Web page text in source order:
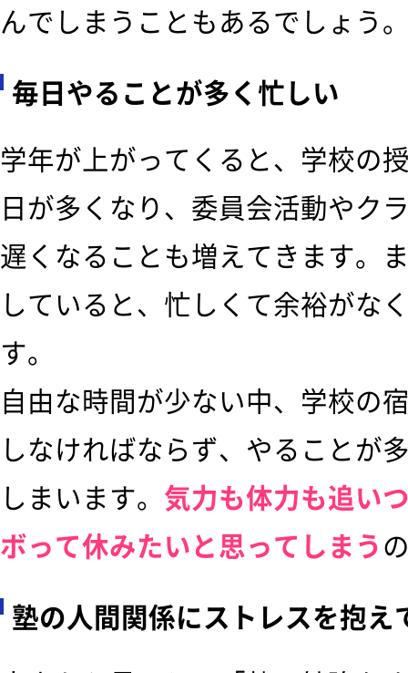
んでしまうこともあるでしょう
毎日やることが多く忙しい
学年が上がってくると、学校の
日が多くなり、委員会活動やク
遅くなることも増えてきます。
していると、忙しくて余裕がな
す。
自由な時間が少ない中、学校の
しなければならず、やることが
しまいます。 気力も体力も追い
ボって休みたいと思ってしまう
塾の人間関係にストレスを抱え